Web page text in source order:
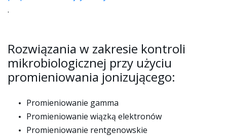
.
Rozwiązania w zakresie kontroli
mikrobiologicznej przy użyciu
promieniowania jonizującego:
Promieniowanie gamma
Promieniowanie wiązką elektronów
Promieniowanie rentgenowskie